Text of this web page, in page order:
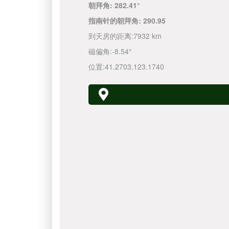
朝拜角: 282.41°
指南针的朝拜角: 290.95
到天房的距离:7932 km
磁偏角:-8.54°
位置:41.2703,123.1740